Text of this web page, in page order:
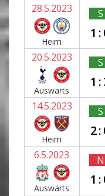
28.5.2023
Heim
S
20.5.2023
Auswärts
S
14.5.2023
Heim
S
6.5.2023
Auswärts
N